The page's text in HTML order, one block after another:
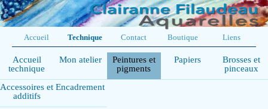
Accueil Technique Contact Boutique Liens
Accueil
technique
Mon atelier
Peintures et
pigments
Papiers
Brosses et
pinceaux
Accessoires et
additifs
Encadrement